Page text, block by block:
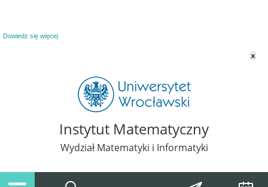
Dowiedz się więcej
x
Instytut Matematyczny
Wydział Matematyki i Informatyki